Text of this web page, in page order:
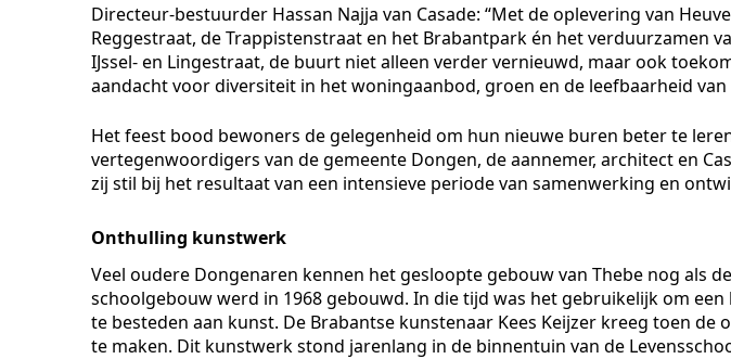
Directeur-bestuurder Hassan Najja van Casade: “Met de oplevering van
Reggestraat, de Trappistenstraat en het Brabantpark én het verduurzamen
IJssel- en Lingestraat, de buurt niet alleen verder vernieuwd, maar ook
aandacht voor diversiteit in het woningaanbod, groen en de leefbaarheid van
Het feest bood bewoners de gelegenheid om hun nieuwe buren beter te
vertegenwoordigers van de gemeente Dongen, de aannemer, architect en
zij stil bij het resultaat van een intensieve periode van samenwerking en
Onthulling kunstwerk
Veel oudere Dongenaren kennen het gesloopte gebouw van Thebe nog als
schoolgebouw werd in 1968 gebouwd. In die tijd was het gebruikelijk om
te besteden aan kunst. De Brabantse kunstenaar Kees Keijzer kreeg toen de
te maken. Dit kunstwerk stond jarenlang in de binnentuin van de